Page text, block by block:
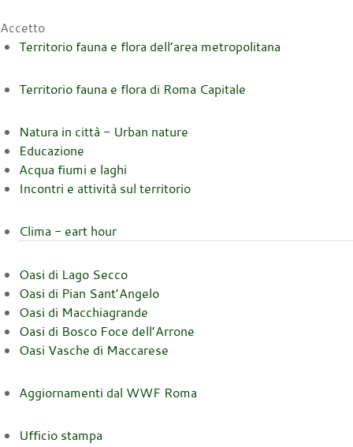
Accetto
Territorio fauna e flora dell’area metropolitana
Territorio fauna e flora di Roma Capitale
Natura in città - Urban nature
Educazione
Acqua fiumi e laghi
Incontri e attività sul territorio
Clima - eart hour
Oasi di Lago Secco
Oasi di Pian Sant’Angelo
Oasi di Macchiagrande
Oasi di Bosco Foce dell’Arrone
Oasi Vasche di Maccarese
Aggiornamenti dal WWF Roma
Ufficio stampa